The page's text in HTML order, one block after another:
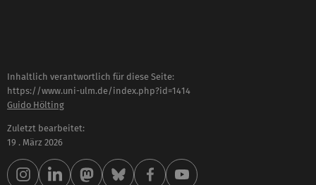
Inhaltlich verantwortlich für diese Seite:
https://www.uni-ulm.de/index.php?id=1414
Guido Hölting
Zuletzt bearbeitet:
19 . März 2026